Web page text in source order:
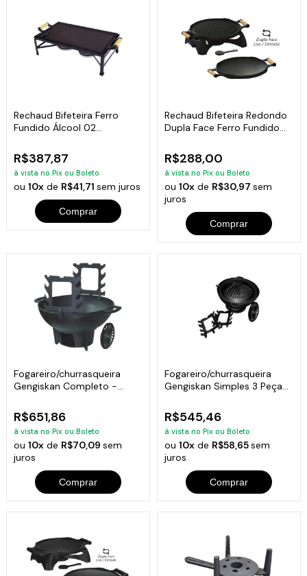
Rechaud Bifeteira Ferro
Fundido Álcool 02
R$387,87
à vista no Pix ou Boleto
ou10x de R$41,71sem juros
Comprar
Rechaud Bifeteira Redondo
Dupla Face Ferro Fundido
R$288,00
à vista no Pix ou Boleto
ou 10xde R$30,97 sem
juros
Comprar
Fogareiro/churrasqueira
Gengiskan Completo -
R$651,86
à vista no Pix ou Boleto
ou10x de R$70,09sem
juros
Comprar
Fogareiro/churrasqueira
Gengiskan Simples 3 Peças
R$545,46
à vista no Pix ou Boleto
ou 10xde R$58,65sem
juros
Comprar